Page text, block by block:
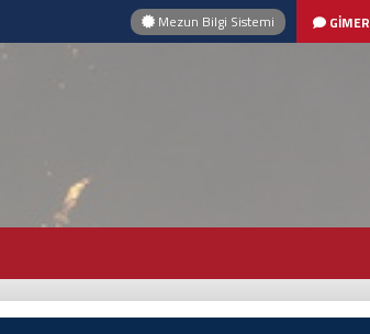
Mezun Bilgi Sistemi GİMER